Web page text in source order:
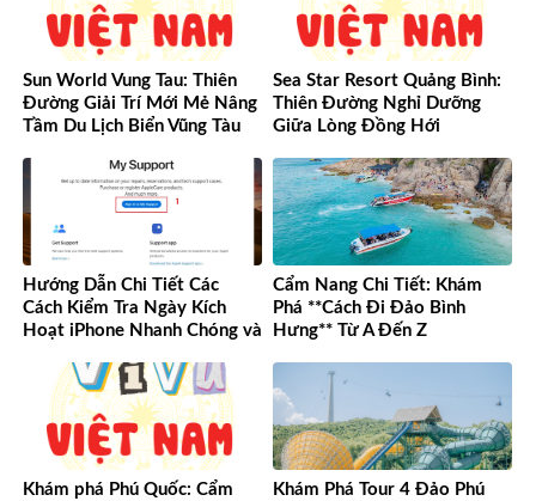
Sun World Vung Tau: Thiên
Đường Giải Trí Mới Mẻ Nâng
Tầm Du Lịch Biển Vũng Tàu
Sea Star Resort Quảng Bình:
Thiên Đường Nghỉ Dưỡng
Giữa Lòng Đồng Hới
Hướng Dẫn Chi Tiết Các
Cách Kiểm Tra Ngày Kích
Hoạt iPhone Nhanh Chóng và
Cẩm Nang Chi Tiết: Khám
Phá **Cách Đi Đảo Bình
Hưng** Từ A Đến Z
Khám phá Phú Quốc: Cẩm Khám Phá Tour 4 Đảo Phú